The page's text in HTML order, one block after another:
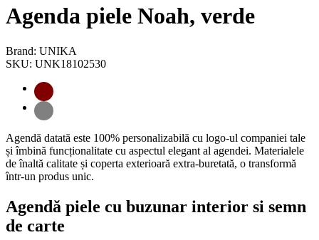
Agenda piele Noah, verde
Brand: UNIKA
SKU: UNK18102530
Agendă datată este 100% personalizabilă cu logo-ul companiei tale
și îmbină funcționalitate cu aspectul elegant al agendei. Materialele
de înaltă calitate și coperta exterioară extra-buretată, o transformă
într-un produs unic.
Agendă piele cu buzunar interior si semn
de carte